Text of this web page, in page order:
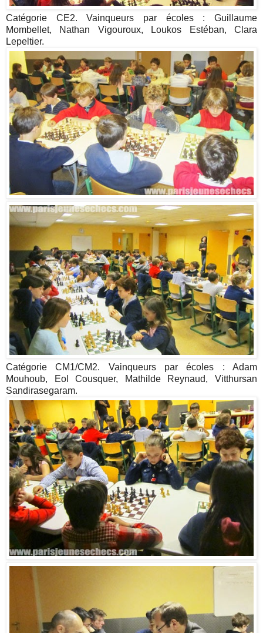
Catégorie CE2. Vainqueurs par écoles : Guillaume
Mombellet, Nathan Vigouroux, Loukos Estéban, Clara
Lepeltier.
Catégorie CM1/CM2. Vainqueurs par écoles : Adam
Mouhoub, Eol Cousquer, Mathilde Reynaud, Vitthursan
Sandirasegaram.